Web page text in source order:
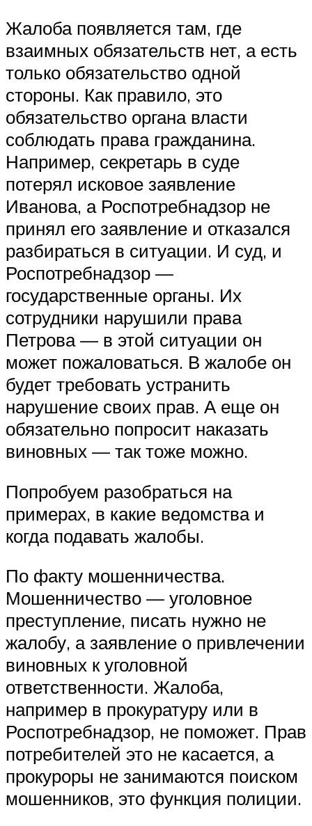
Жалоба появляется там, где
взаимных обязательств нет, а есть
только обязательство одной
стороны. Как правило, это
обязательство органа власти
соблюдать права гражданина.
Например, секретарь в суде
потерял исковое заявление
Иванова, а Роспотребнадзор не
принял его заявление и отказался
разбираться в ситуации. И суд, и
Роспотребнадзор —
государственные органы. Их
сотрудники нарушили права
Петрова — в этой ситуации он
может пожаловаться. В жалобе он
будет требовать устранить
нарушение своих прав. А еще он
обязательно попросит наказать
виновных — так тоже можно.
Попробуем разобраться на
примерах, в какие ведомства и
когда подавать жалобы.
По факту мошенничества.
Мошенничество — уголовное
преступление, писать нужно не
жалобу, а заявление о привлечении
виновных к уголовной
ответственности. Жалоба,
например в прокуратуру или в
Роспотребнадзор, не поможет. Прав
потребителей это не касается, а
прокуроры не занимаются поиском
мошенников, это функция полиции.